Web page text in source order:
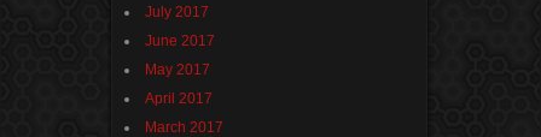
July 2017
June 2017
May 2017
April 2017
March 2017